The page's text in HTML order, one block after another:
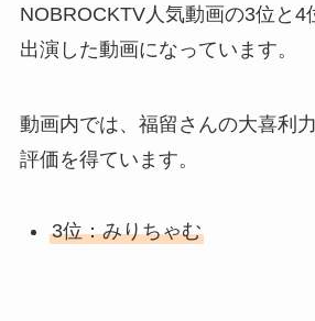
NOBROCKTV人気動画の3位と4
出演した動画になっています。
動画内では、福留さんの大喜利
評価を得ています。
3位：みりちゃむ